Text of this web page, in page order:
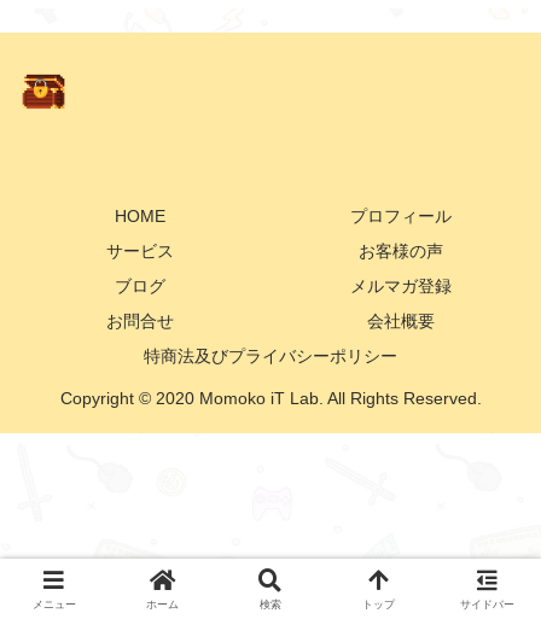
HOME
プロフィール
サービス
お客様の声
ブログ
メルマガ登録
お問合せ
会社概要
特商法及びプライバシーポリシー
Copyright © 2020 Momoko iT Lab. All Rights Reserved.
メニュー ホーム 検索 トップ サイドバー